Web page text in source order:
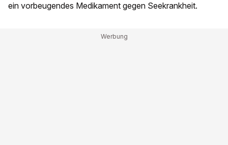
ein vorbeugendes Medikament gegen Seekrankheit.